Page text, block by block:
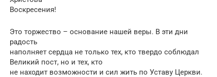
Воскресения!
Это торжество – основание нашей веры. В эти дни
радость
наполняет сердца не только тех, кто твердо соблюдал
Великий пост, но и тех, кто
не находит возможности и сил жить по Уставу Церкви.